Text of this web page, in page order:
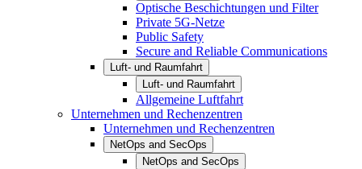
Optische Beschichtungen und Filter
Private 5G-Netze
Public Safety
Secure and Reliable Communications
Luft- und Raumfahrt
Luft- und Raumfahrt
Allgemeine Luftfahrt
Unternehmen und Rechenzentren
Unternehmen und Rechenzentren
NetOps and SecOps
NetOps and SecOps